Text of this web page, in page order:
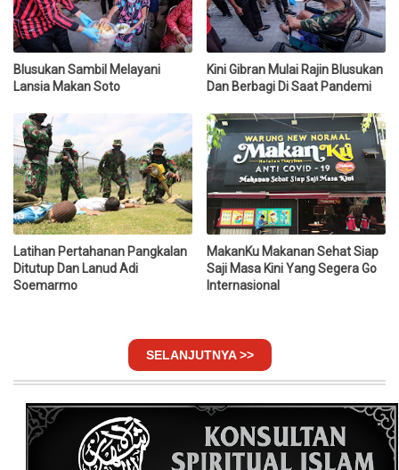
Blusukan Sambil Melayani
Lansia Makan Soto
Kini Gibran Mulai Rajin Blusukan
Dan Berbagi Di Saat Pandemi
Latihan Pertahanan Pangkalan
Ditutup Dan Lanud Adi
Soemarmo
MakanKu Makanan Sehat Siap
Saji Masa Kini Yang Segera Go
Internasional
SELANJUTNYA >>